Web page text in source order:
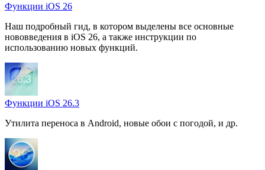
Функции iOS 26
Наш подробный гид, в котором выделены все основные
нововведения в iOS 26, а также инструкции по
использованию новых функций.
Функции iOS 26.3
Утилита переноса в Android, новые обои с погодой, и др.